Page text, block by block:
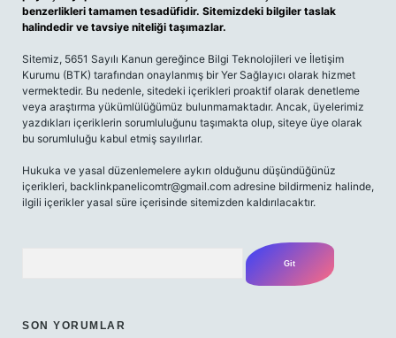
benzerlikleri tamamen tesadüfidir. Sitemizdeki bilgiler taslak
halindedir ve tavsiye niteliği taşımazlar.
Sitemiz, 5651 Sayılı Kanun gereğince Bilgi Teknolojileri ve İletişim
Kurumu (BTK) tarafından onaylanmış bir Yer Sağlayıcı olarak hizmet
vermektedir. Bu nedenle, sitedeki içerikleri proaktif olarak denetleme
veya araştırma yükümlülüğümüz bulunmamaktadır. Ancak, üyelerimiz
yazdıkları içeriklerin sorumluluğunu taşımakta olup, siteye üye olarak
bu sorumluluğu kabul etmiş sayılırlar.
Hukuka ve yasal düzenlemelere aykırı olduğunu düşündüğünüz
içerikleri, backlinkpanelicomtr@gmail.com adresine bildirmeniz halinde,
ilgili içerikler yasal süre içerisinde sitemizden kaldırılacaktır.
SON YORUMLAR